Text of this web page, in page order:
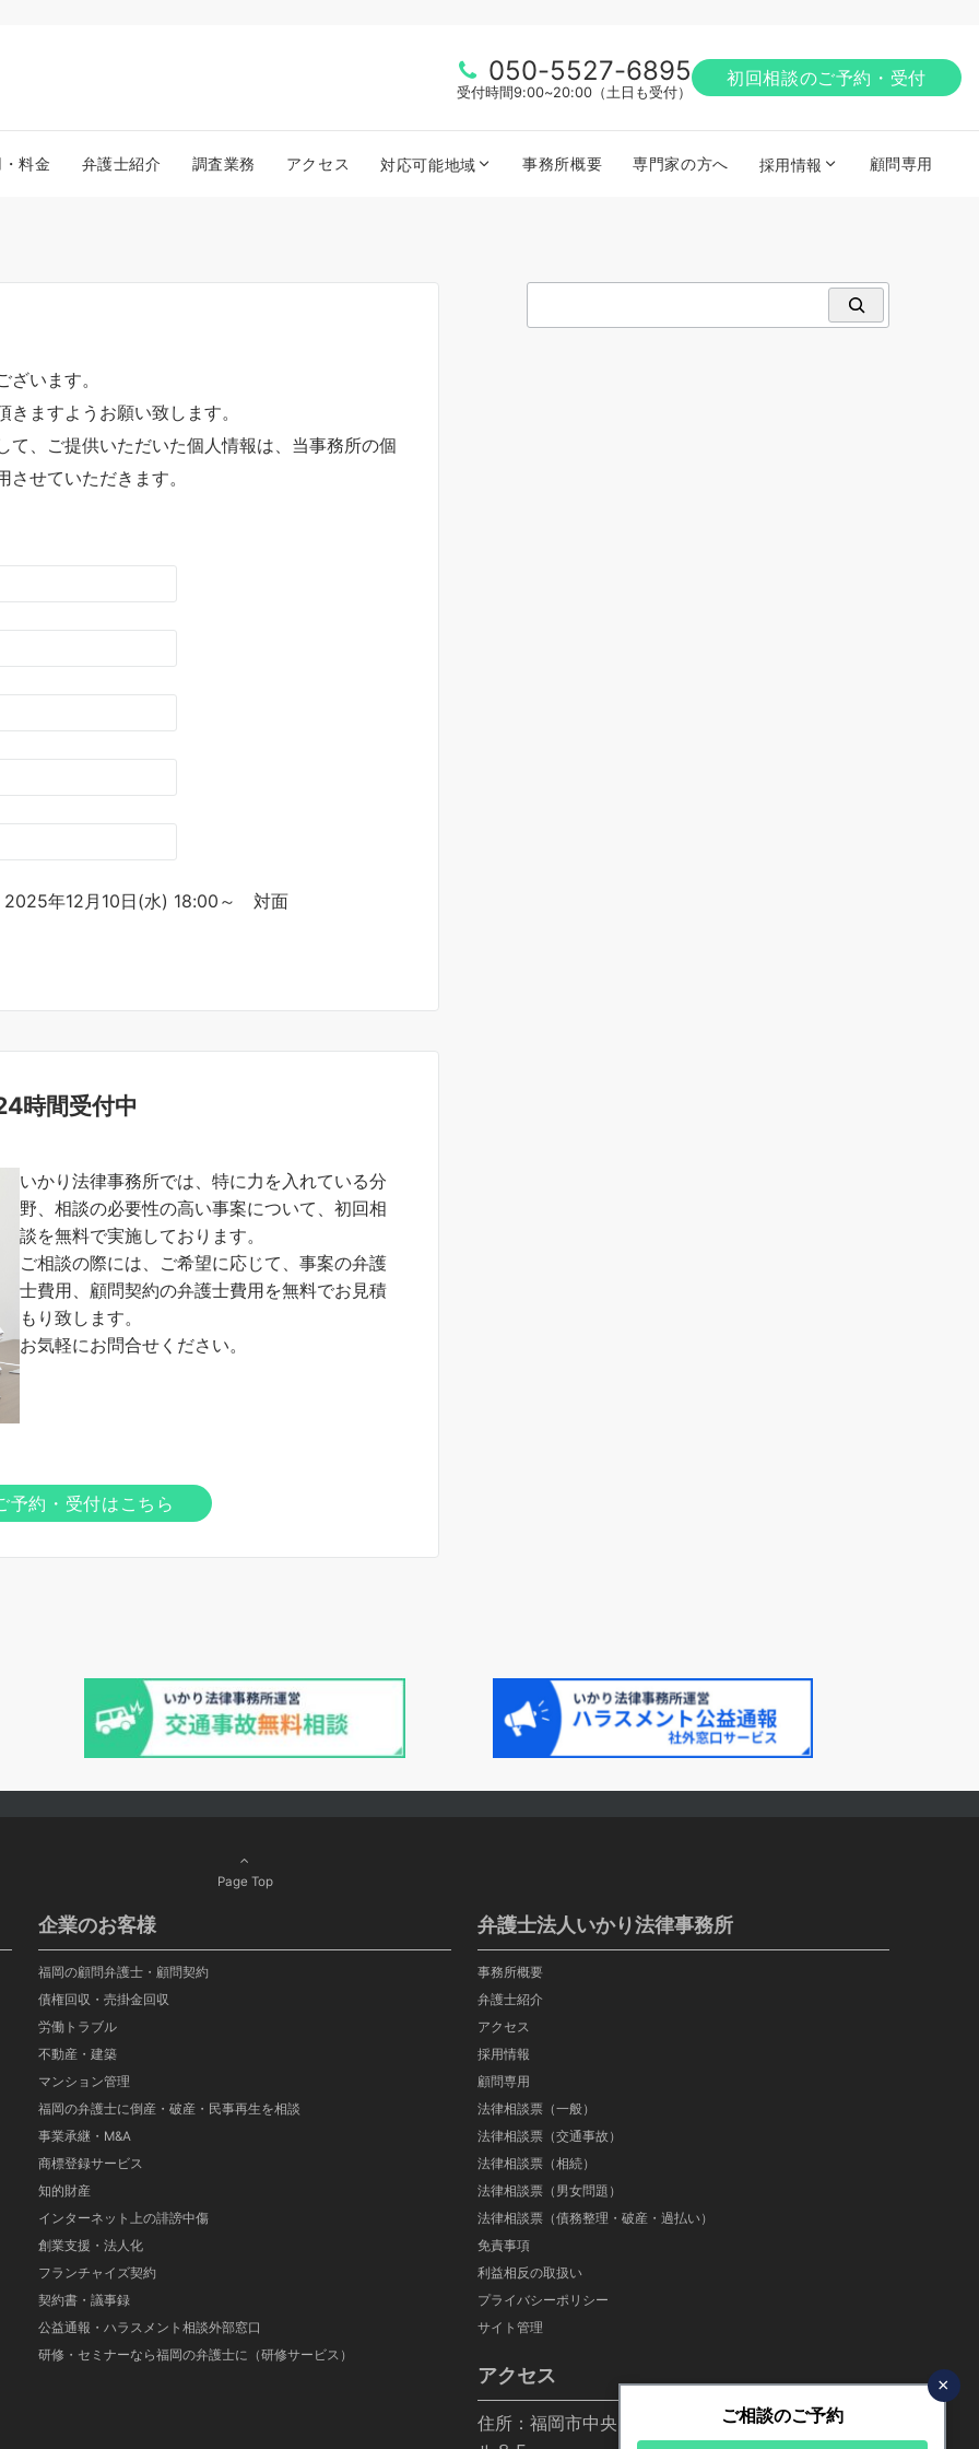
050-5527-6895
受付時間9:00~20:00（土日も受付）
初回相談のご予約・受付
料金 弁護士紹介 調査業務 アクセス 対応可能地域 事務所概要 専門家の方へ 採用情報 顧問専用
います。
ますようお願い致します。
、ご提供いただいた個人情報は、当事務所の個
せていただきます。
2025年12月10日(水) 18:00～ 対面
時間受付中
いかり法律事務所では、特に力を入れている分
野、相談の必要性の高い事案について、初回相
談を無料で実施しております。
ご相談の際には、ご希望に応じて、事案の弁護
士費用、顧問契約の弁護士費用を無料でお見積
もり致します。
お気軽にお問合せください。
予約・受付はこちら
Page Top
企業のお客様
福岡の顧問弁護士・顧問契約
債権回収・売掛金回収
労働トラブル
不動産・建築
マンション管理
福岡の弁護士に倒産・破産・民事再生を相談
事業承継・M&A
商標登録サービス
知的財産
インターネット上の誹謗中傷
創業支援・法人化
フランチャイズ契約
契約書・議事録
公益通報・ハラスメント相談外部窓口
研修・セミナーなら福岡の弁護士に（研修サービス）
弁護士法人いかり法律事務所
事務所概要
弁護士紹介
アクセス
採用情報
顧問専用
法律相談票（一般）
法律相談票（交通事故）
法律相談票（相続）
法律相談票（男女問題）
法律相談票（債務整理・破産・過払い）
免責事項
利益相反の取扱い
プライバシーポリシー
サイト管理
アクセス
住所：福岡市中央区高砂1-24-20 ちくぎん福岡ビ
ご相談のご予約
×